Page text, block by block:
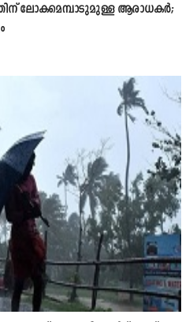
ലോകമെമ്പാടുമുള്ള ആരാധകർ;